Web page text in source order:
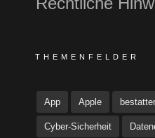
THEMENFELDER
App Apple bestatter
Cyber-Sicherheit